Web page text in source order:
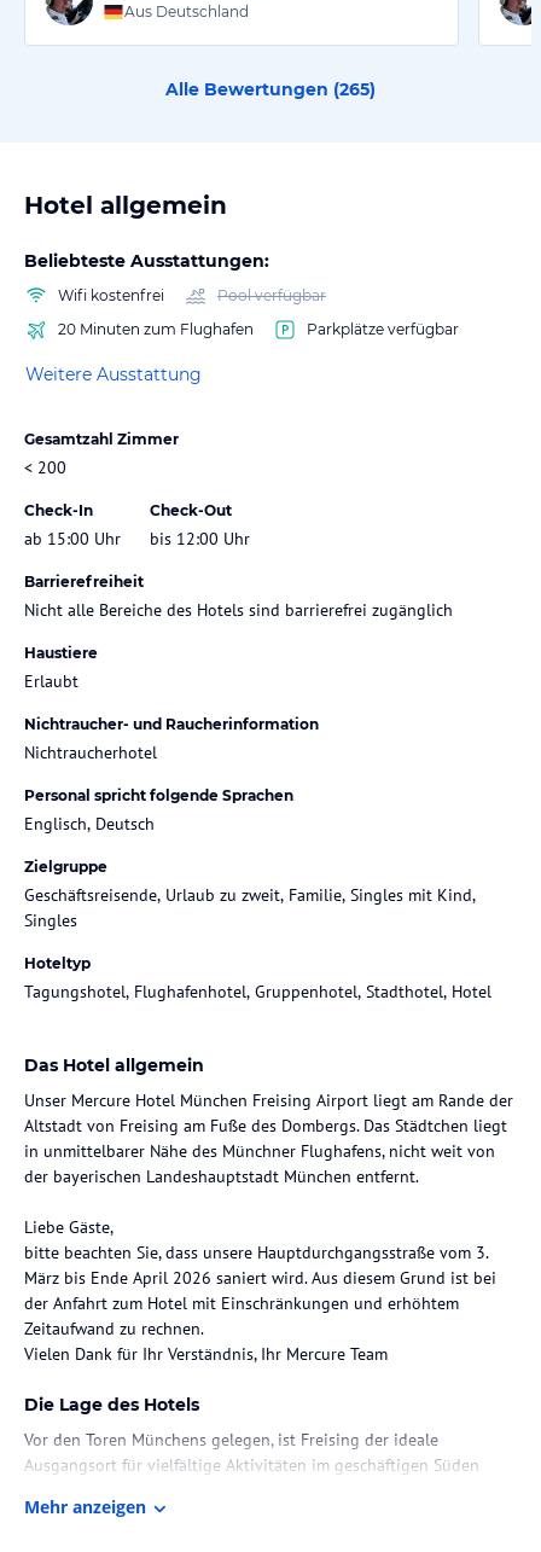
Aus Deutschland
Alle Bewertungen (265)
Hotel allgemein
Beliebteste Ausstattungen:
Wifi kostenfrei
Pool verfügbar
20 Minuten zum Flughafen
Parkplätze verfügbar
Weitere Ausstattung
Gesamtzahl Zimmer
< 200
Check-In
ab 15:00 Uhr
Check-Out
bis 12:00 Uhr
Barrierefreiheit
Nicht alle Bereiche des Hotels sind barrierefrei zugänglich
Haustiere
Erlaubt
Nichtraucher- und Raucherinformation
Nichtraucherhotel
Personal spricht folgende Sprachen
Englisch, Deutsch
Zielgruppe
Geschäftsreisende, Urlaub zu zweit, Familie, Singles mit Kind,
Singles
Hoteltyp
Tagungshotel, Flughafenhotel, Gruppenhotel, Stadthotel, Hotel
Das Hotel allgemein
Unser Mercure Hotel München Freising Airport liegt am Rande der
Altstadt von Freising am Fuße des Dombergs. Das Städtchen liegt
in unmittelbarer Nähe des Münchner Flughafens, nicht weit von
der bayerischen Landeshauptstadt München entfernt.
Liebe Gäste,
bitte beachten Sie, dass unsere Hauptdurchgangsstraße vom 3.
März bis Ende April 2026 saniert wird. Aus diesem Grund ist bei
der Anfahrt zum Hotel mit Einschränkungen und erhöhtem
Zeitaufwand zu rechnen.
Vielen Dank für Ihr Verständnis, Ihr Mercure Team
Die Lage des Hotels
Vor den Toren Münchens gelegen, ist Freising der ideale
Ausgangsort für vielfältige Aktivitäten im geschäftigen Süden
Anbindung sind der Münchner Flughafen, alle Autobahnen und
Mehr anzeigen